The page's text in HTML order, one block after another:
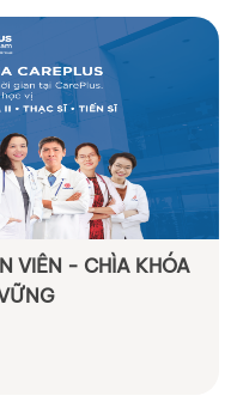
VIÊN - CHÌA KHÓA